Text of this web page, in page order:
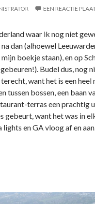
EEN REACTIE
waar ik nog niet
dan (alhoewel
boekje staan), en op
Budel dus, nog
want het is een heel
tussen bossen, een baan
terras een prachtig
gebeurt, want het was in
en GA vloog af en aan.
2010